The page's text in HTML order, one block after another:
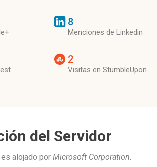
8
Menciones de Linkedin
2
Visitas en StumbleUpon
del Servidor
alojado por Microsoft Corporation.